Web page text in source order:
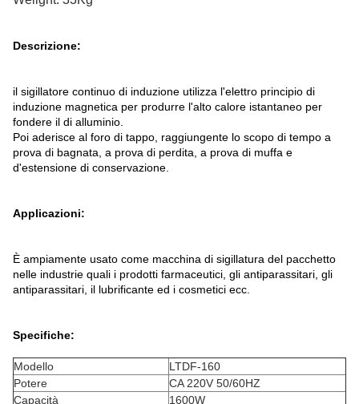
Descrizione:
il sigillatore continuo di induzione utilizza l'elettro principio di
induzione magnetica per produrre l'alto calore istantaneo per
fondere il di alluminio.
Poi aderisce al foro di tappo, raggiungente lo scopo di tempo a
prova di bagnata, a prova di perdita, a prova di muffa e
d'estensione di conservazione.
Applicazioni:
È ampiamente usato come macchina di sigillatura del pacchetto
nelle industrie quali i prodotti farmaceutici, gli antiparassitari, gli
antiparassitari, il lubrificante ed i cosmetici ecc.
Specifiche:
Modello
LTDF-160
Potere
CA 220V 50/60HZ
Capacità
1600W